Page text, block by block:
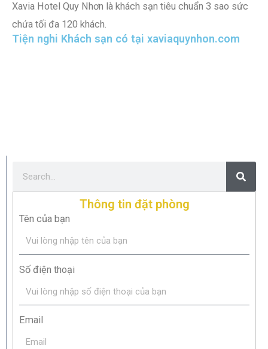
Xavia Hotel Quy Nhơn là khách sạn tiêu chuẩn 3 sao sức
chứa tối đa 120 khách.
Tiện nghi Khách sạn có tại xaviaquynhon.com
Thông tin đặt phòng
Tên của bạn
Số điện thoại
Email